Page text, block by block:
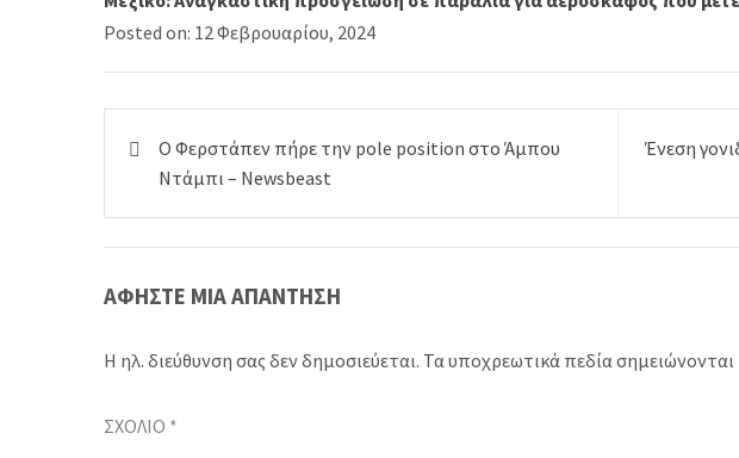
Posted on: 12 Φεβρουαρίου, 2024
Πλοήγηση
άρθρων
Ο Φερστάπεν πήρε την pole position στο Άμπου
Ντάμπι – Newsbeast
Ένεση
ΑΦΉΣΤΕ ΜΙΑ ΑΠΆΝΤΗΣΗ
Η ηλ. διεύθυνση σας δεν δημοσιεύεται. Τα υποχρεωτικά πεδία σημειώνονται
ΣΧΌΛΙΟ *